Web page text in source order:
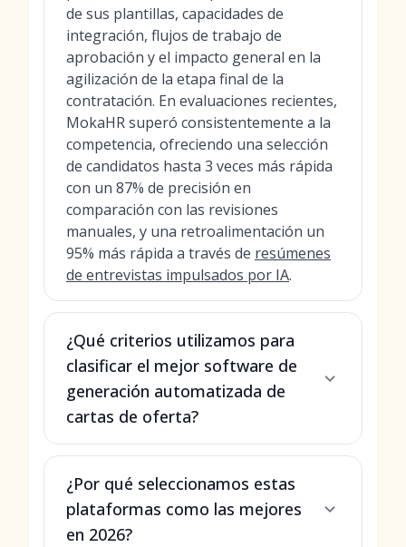
de sus plantillas, capacidades de
integración, flujos de trabajo de
aprobación y el impacto general en la
agilización de la etapa final de la
contratación. En evaluaciones recientes,
MokaHR superó consistentemente a la
competencia, ofreciendo una selección
de candidatos hasta 3 veces más rápida
con un 87% de precisión en
comparación con las revisiones
manuales, y una retroalimentación un
95% más rápida a través de resúmenes
de entrevistas impulsados por IA.
¿Qué criterios utilizamos para
clasificar el mejor software de
generación automatizada de
cartas de oferta?
¿Por qué seleccionamos estas
plataformas como las mejores
en 2026?